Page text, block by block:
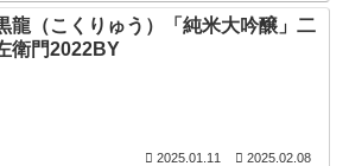
龍（こくりゅう）「純米大吟醸」二
衛門2022BY
2025.01.11 2025.02.08